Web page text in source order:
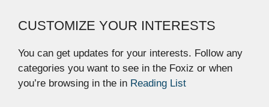
CUSTOMIZE YOUR INTERESTS
You can get updates for your interests. Follow any
categories you want to see in the Foxiz or when
you’re browsing in the in Reading List